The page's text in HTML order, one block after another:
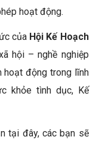
hoạt động.
của Hội Kế Hoạch
hội – nghề nghiệp
hoạt động trong lĩnh
khỏe tình dục, Kế
tại đây, các bạn sẽ